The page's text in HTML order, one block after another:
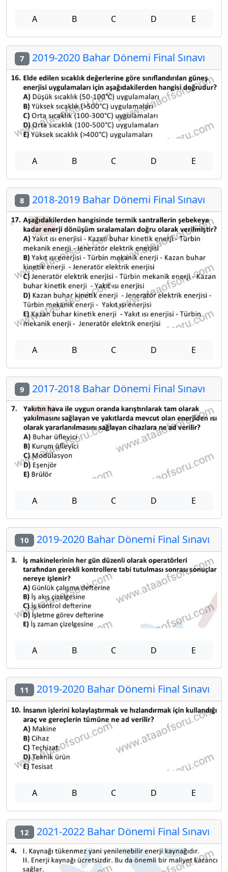
A B C D E
7 2019-2020 Bahar Dönemi Final Sınavı
A B C D E
8 2018-2019 Bahar Dönemi Final Sınavı
A B C D E
9 2017-2018 Bahar Dönemi Final Sınavı
A B C D E
10 2019-2020 Bahar Dönemi Final Sınavı
A B C D E
11 2019-2020 Bahar Dönemi Final Sınavı
A B C D E
12 2021-2022 Bahar Dönemi Final Sınavı